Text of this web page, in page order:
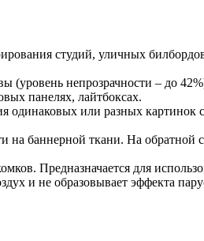
студий, уличных
непрозрачности – до
панелях, лайтбоксах.
одинаковых или разных
баннерной ткани. На обратной
Предназначается для
и не образовывает эффекта